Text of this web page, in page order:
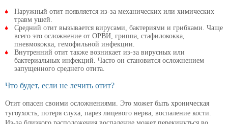
Наружный отит появляется из-за механических или химических
травм ушей.
Средний отит вызывается вирусами, бактериями и грибками. Чаще
всего это осложнение от ОРВИ, гриппа, стафилококка,
пневмококка, гемофильной инфекции.
Внутренний отит также возникает из-за вирусных или
бактериальных инфекций. Часто он становится осложнением
запущенного среднего отита.
Что будет, если не лечить отит?
Отит опасен своими осложнениями. Это может быть хроническая
тугоухость, потеря слуха, парез лицевого нерва, воспаление кости.